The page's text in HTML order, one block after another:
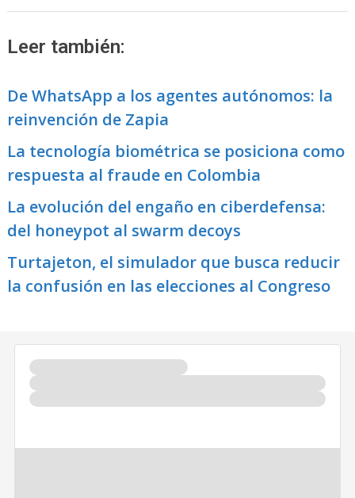
Leer también:
De WhatsApp a los agentes autónomos: la
reinvención de Zapia
La tecnología biométrica se posiciona como
respuesta al fraude en Colombia
La evolución del engaño en ciberdefensa:
del honeypot al swarm decoys
Turtajeton, el simulador que busca reducir
la confusión en las elecciones al Congreso